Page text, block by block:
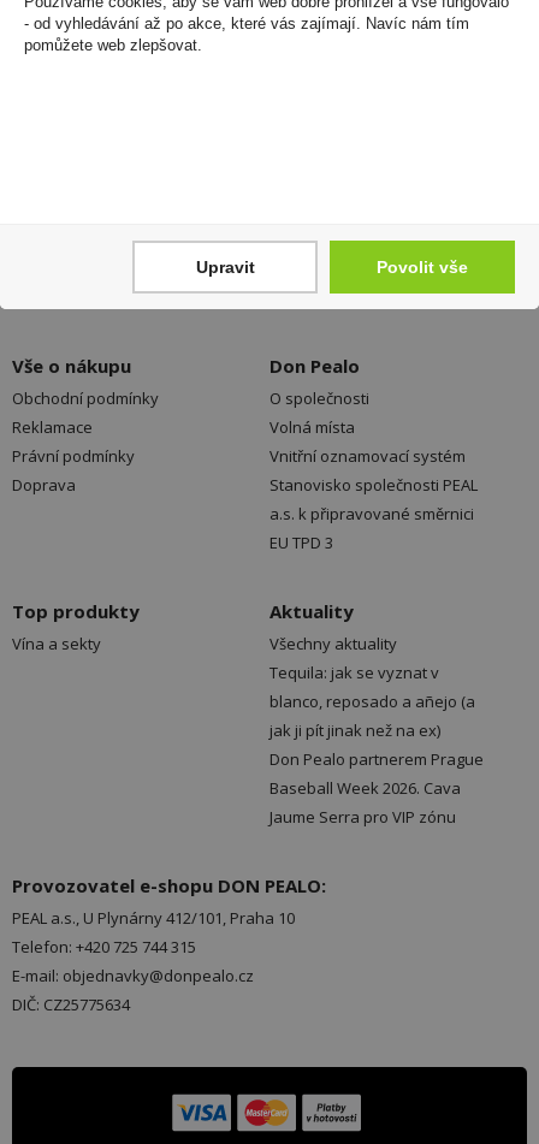
neunikne Vám žádná akční nabídka a sleva!
místa ZDARMA
Platební možnosti
Vše o nákupu
Obchodní podmínky
Reklamace
Právní podmínky
Doprava
Don Pealo
O společnosti
Volná místa
Vnitřní oznamovací systém
Stanovisko společnosti PEAL
a.s. k připravované směrnici
EU TPD 3
Top produkty
Vína a sekty
Aktuality
Všechny aktuality
Tequila: jak se vyznat v
blanco, reposado a añejo (a
jak ji pít jinak než na ex)
Don Pealo partnerem Prague
Baseball Week 2026. Cava
Jaume Serra pro VIP zónu
Provozovatel e-shopu DON PEALO:
PEAL a.s., U Plynárny 412/101, Praha 10
Telefon: +420 725 744 315
E-mail: objednavky@donpealo.cz
DIČ: CZ25775634
- od vyhledávání až po akce, které vás zajímají. Navíc nám tím
pomůžete web zlepšovat.
Upravit Povolit vše